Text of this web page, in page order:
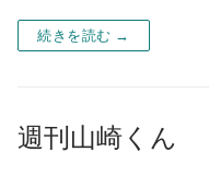
続きを読む →
週刊山崎くん